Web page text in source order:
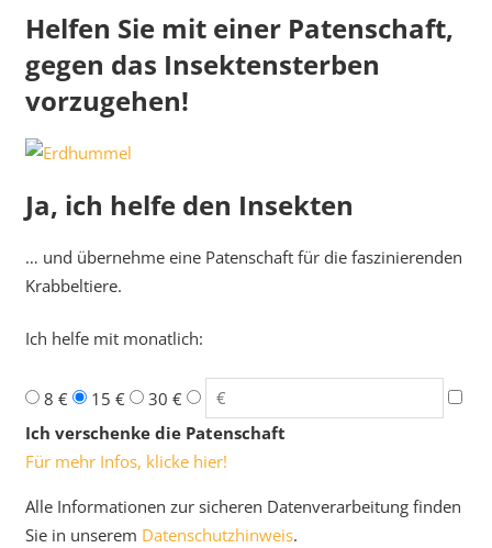
Helfen Sie mit einer Patenschaft,
gegen das Insektensterben
vorzugehen!
Ja, ich helfe den Insekten
… und übernehme eine Patenschaft für die faszinierenden
Krabbeltiere.
Ich helfe mit monatlich:
8 € 15 €
30 €
Ich verschenke die Patenschaft
Für mehr Infos, klicke hier!
Alle Informationen zur sicheren Datenverarbeitung finden
Sie in unserem Datenschutzhinweis.